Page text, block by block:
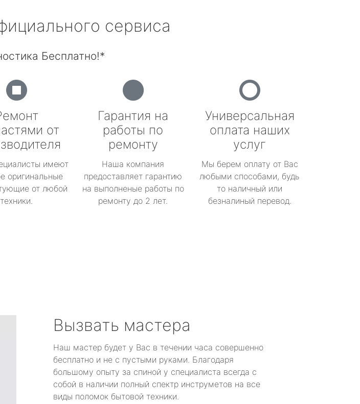
сервиса
Бесплатно!*
от
имеют
оригинальные
от любой
техники.
Гарантия на
работы по
ремонту
Наша компания
предоставляет гарантию
на выполненые работы по
ремонту до 2 лет.
Универсальная
оплата наших
услуг
Мы берем оплату от Вас
любыми способами, будь
то наличный или
безналиный перевод.
Вызвать мастера
Наш мастер будет у Вас в течении часа совершенно
бесплатно и не с пустыми руками. Благодаря
большому опыту за спиной у специалиста всегда с
собой в наличии полный спектр инструметов на все
виды поломок бытовой техники.